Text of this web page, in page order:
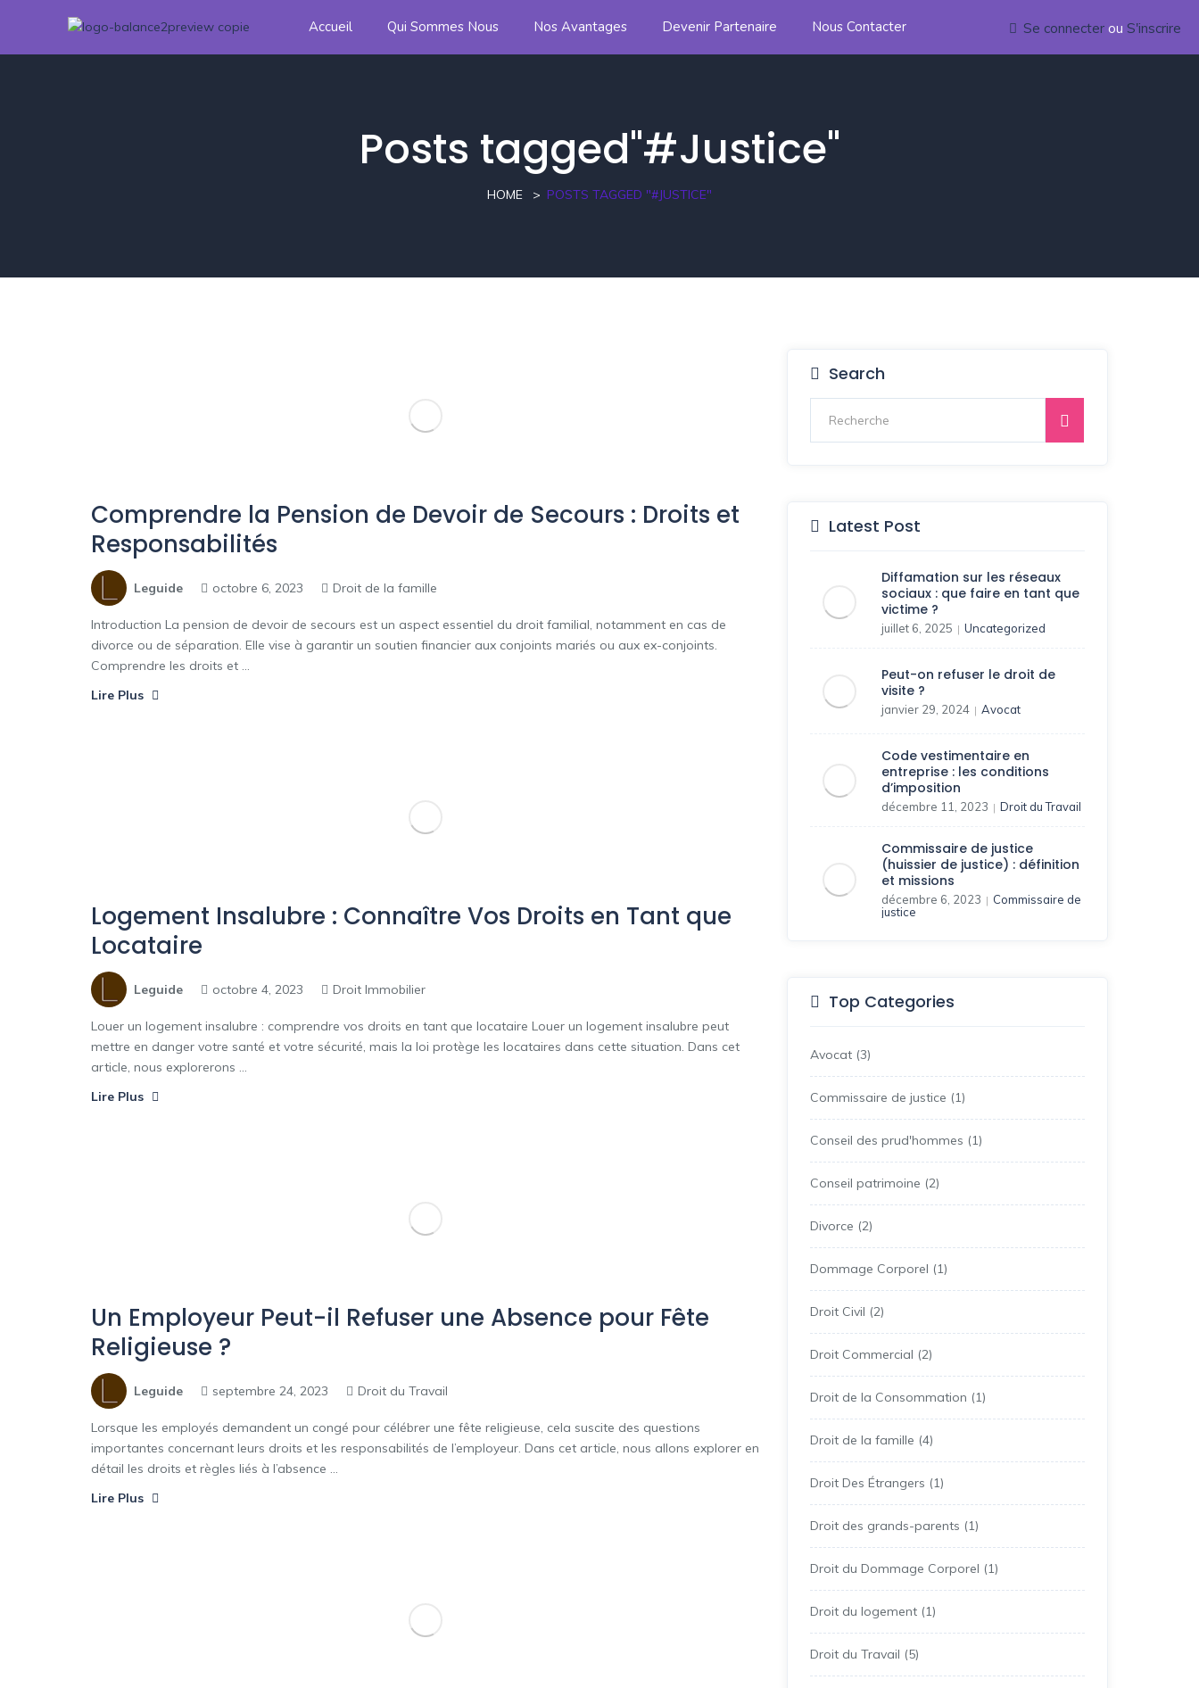
Accueil Qui Sommes Nous Nos Avantages Devenir Partenaire Nous Contacter Se connecter ou S'inscrire
Posts tagged"#Justice"
HOME POSTS TAGGED "#JUSTICE"
Comprendre la Pension de Devoir de Secours : Droits et
Responsabilités
Leguide octobre 6, 2023 Droit de la famille
Introduction La pension de devoir de secours est un aspect essentiel du droit familial, notamment en cas de
divorce ou de séparation. Elle vise à garantir un soutien financier aux conjoints mariés ou aux ex-conjoints.
Comprendre les droits et ...
Lire Plus
Logement Insalubre : Connaître Vos Droits en Tant que
Locataire
Leguide octobre 4, 2023 Droit Immobilier
Louer un logement insalubre : comprendre vos droits en tant que locataire Louer un logement insalubre peut
mettre en danger votre santé et votre sécurité, mais la loi protège les locataires dans cette situation. Dans cet
article, nous explorerons ...
Lire Plus
Un Employeur Peut-il Refuser une Absence pour Fête
Religieuse ?
Leguide septembre 24, 2023 Droit du Travail
Lorsque les employés demandent un congé pour célébrer une fête religieuse, cela suscite des questions
importantes concernant leurs droits et les responsabilités de l’employeur. Dans cet article, nous allons explorer en
détail les droits et règles liés à l’absence ...
Lire Plus
Search
Latest Post
Diffamation sur les réseaux
sociaux : que faire en tant que
victime ?
juillet 6, 2025 | Uncategorized
Peut-on refuser le droit de
visite ?
janvier 29, 2024 | Avocat
Code vestimentaire en
entreprise : les conditions
d’imposition
décembre 11, 2023 | Droit du Travail
Commissaire de justice
(huissier de justice) : définition
et missions
décembre 6, 2023 | Commissaire de
justice
Top Categories
Avocat (3)
Commissaire de justice (1)
Conseil des prud'hommes (1)
Conseil patrimoine (2)
Divorce (2)
Dommage Corporel (1)
Droit Civil (2)
Droit Commercial (2)
Droit de la Consommation (1)
Droit de la famille (4)
Droit Des Étrangers (1)
Droit des grands-parents (1)
Droit du Dommage Corporel (1)
Droit du logement (1)
Droit du Travail (5)